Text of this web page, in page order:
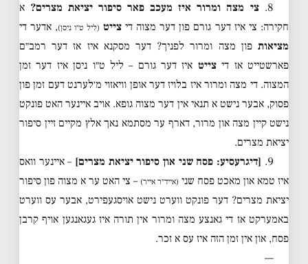
8.
צי מצה ומרור איז מעכב פאר סיפור יציאת מצרים? א
חקירה: צי איז דער גורם פון דער מצוה דיצייט (ליל ט״ו ניסן), אדער די
מציאות פון מצה ומרור לפניך? דער מסקנא איז אז דער רמב״ם
פארשטייט אז דיצייט איז דער גורם – ליל ט״ו ניסן איז דער זמן
המצוה. די מצה ומרור איז בלויז דער אופן וויאזוי מ׳לערנט דעם זמן פון
פסוק, אבער נישט א תנאי אין דער מצוה גופא. אויב איינער האט פונקט
נישט קיין מצה און מרור, דארף ער מסתמא נאך אלץ מקיים זיין סיפור
יציאת מצרים.
9. [דיגרעסיע: פסח שני און סיפור יציאת מצרים] – איינער וואס
איז טמא און מאכט פסח שני (אייד״ר אייר) – צי האט ער א מצוה פון סיפור
יציאת מצרים? דער פונקט ווערט נישט אויסגעפירט, אבער עס ווערט
באמערקט אז די גאנצע מצה ומרור אין תורה איז געגאנגען אויף קרבן
פסח, און אין זמן הזה איז עס א זכר.
—